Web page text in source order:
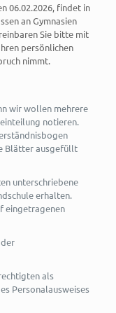
06.02.2026, findet in
an Gymnasien
Sie bitte mit
persönlichen
nimmt.
wir wollen mehrere
notieren.
Blätter ausgefüllt
unterschriebene
erhalten.
eingetragenen
als
Personalausweises